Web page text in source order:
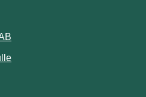
Länk till annan webbplats.